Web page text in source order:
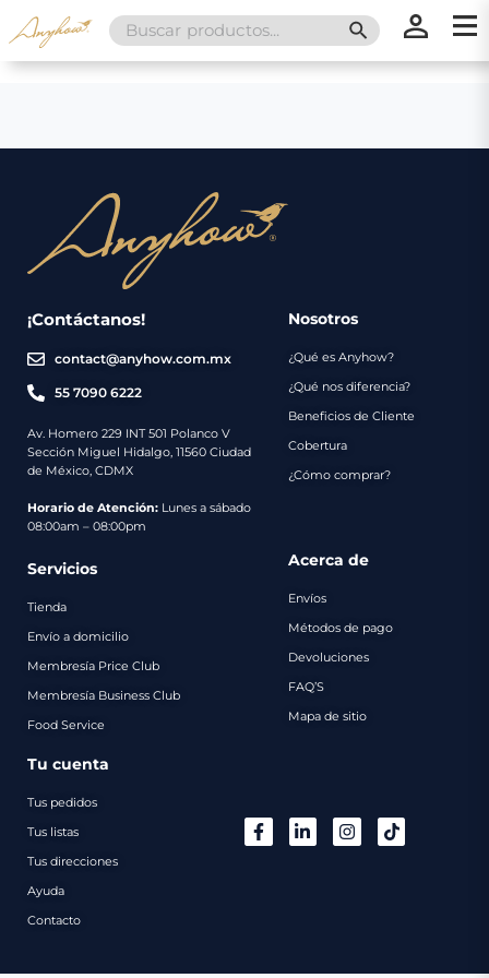
Search
for:
SEARCH
¡Contáctanos!
contact@anyhow.com.mx
55 7090 6222
Av. Homero 229 INT 501 Polanco V
Sección Miguel Hidalgo, 11560 Ciudad
de México, CDMX
Horario de Atención: Lunes a sábado
08:00am – 08:00pm
Nosotros
¿Qué es Anyhow?
¿Qué nos diferencia?
Beneficios de Cliente
Cobertura
¿Cómo comprar?
Servicios
Tienda
Envío a domicilio
Membresía Price Club
Membresía Business Club
Food Service
Acerca de
Envíos
Métodos de pago
Devoluciones
FAQ’S
Mapa de sitio
Tu cuenta
Tus pedidos
Tus listas
Tus direcciones
Ayuda
Contacto
Nosotros
Servicios
Envíos
Métodos
de
Catálogo
Regalos
Contacto